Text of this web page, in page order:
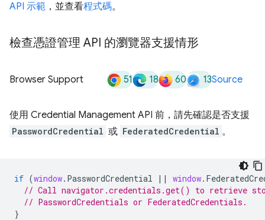
API 示範 ，並查看程式碼。
檢查憑證管理 API 的瀏覽器支援情形
Browser Support 51 18 60 13Source
使用 Credential Management API 前，請先確認是否支援
PasswordCredential 或 FederatedCredential 。
if (window. PasswordCredential || window.
// Call navigator.credentials.get() to retrieve
// PasswordCredentials or FederatedCredentials.
}